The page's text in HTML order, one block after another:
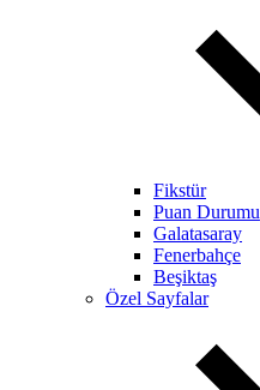
Fikstür
Puan Durumu
Galatasaray
Fenerbahçe
Beşiktaş
Özel Sayfalar